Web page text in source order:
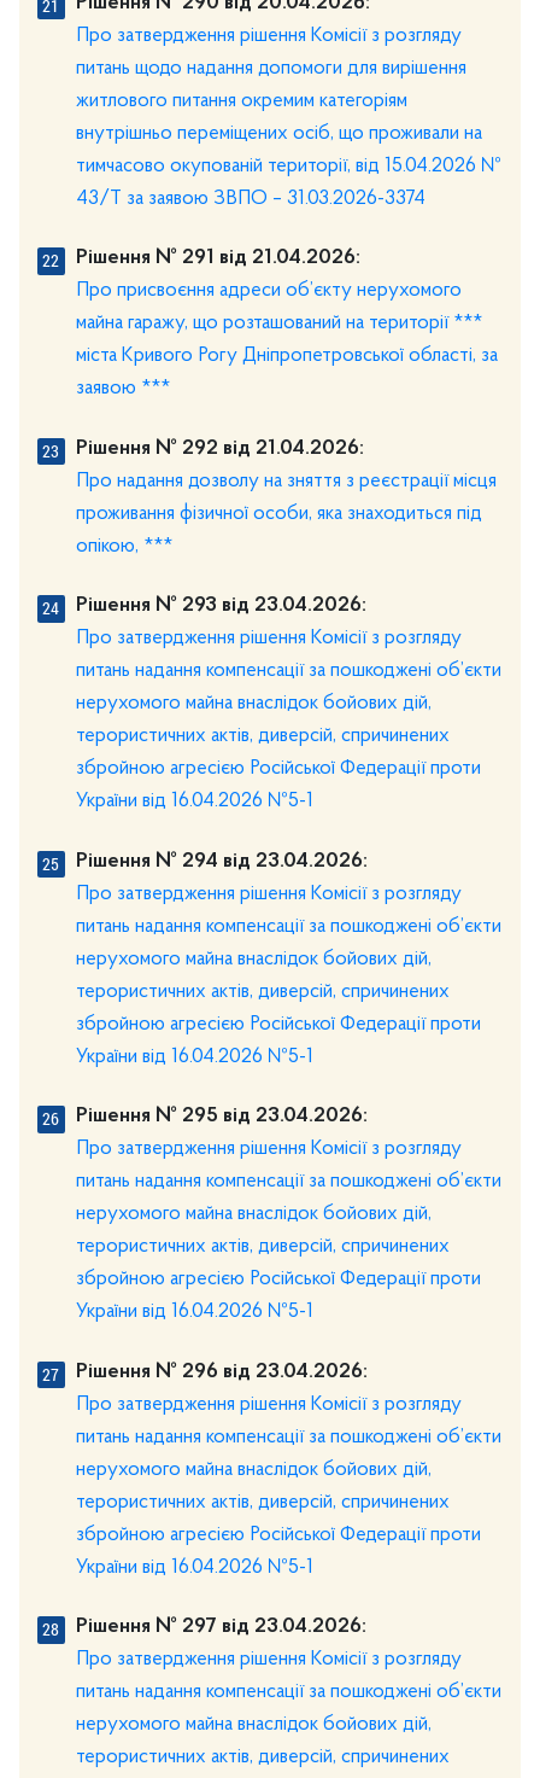
Про затвердження рішення Комісії з розгляду
питань щодо надання допомоги для вирішення
житлового питання окремим категоріям
внутрішньо переміщених осіб, що проживали на
тимчасово окупованій території, від 15.04.2026 №
43/Т за заявою ЗВПО – 31.03.2026-3374
Рішення № 291 від 21.04.2026:
Про присвоєння адреси об’єкту нерухомого
майна гаражу, що розташований на території ***
міста Кривого Рогу Дніпропетровської області, за
заявою ***
Рішення № 292 від 21.04.2026:
Про надання дозволу на зняття з реєстрації місця
проживання фізичної особи, яка знаходиться під
опікою, ***
Рішення № 293 від 23.04.2026:
Про затвердження рішення Комісії з розгляду
питань надання компенсації за пошкоджені об’єкти
нерухомого майна внаслідок бойових дій,
терористичних актів, диверсій, спричинених
збройною агресією Російської Федерації проти
України від 16.04.2026 №5-1
Рішення № 294 від 23.04.2026:
Про затвердження рішення Комісії з розгляду
питань надання компенсації за пошкоджені об’єкти
нерухомого майна внаслідок бойових дій,
терористичних актів, диверсій, спричинених
збройною агресією Російської Федерації проти
України від 16.04.2026 №5-1
Рішення № 295 від 23.04.2026:
Про затвердження рішення Комісії з розгляду
питань надання компенсації за пошкоджені об’єкти
нерухомого майна внаслідок бойових дій,
терористичних актів, диверсій, спричинених
збройною агресією Російської Федерації проти
України від 16.04.2026 №5-1
Рішення № 296 від 23.04.2026:
Про затвердження рішення Комісії з розгляду
питань надання компенсації за пошкоджені об’єкти
нерухомого майна внаслідок бойових дій,
терористичних актів, диверсій, спричинених
збройною агресією Російської Федерації проти
України від 16.04.2026 №5-1
Рішення № 297 від 23.04.2026:
Про затвердження рішення Комісії з розгляду
питань надання компенсації за пошкоджені об’єкти
нерухомого майна внаслідок бойових дій,
терористичних актів, диверсій, спричинених